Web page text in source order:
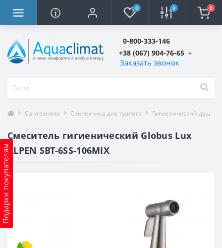
0 0 0
0-800-333-146
+38 (067) 904-76-65
Заказать звонок
Подарки покупателям
Сантехника Сантехника для туалета Гигиенический душ
Смеситель гигиенический Globus Lux
ALPEN SBT-6SS-106MIX